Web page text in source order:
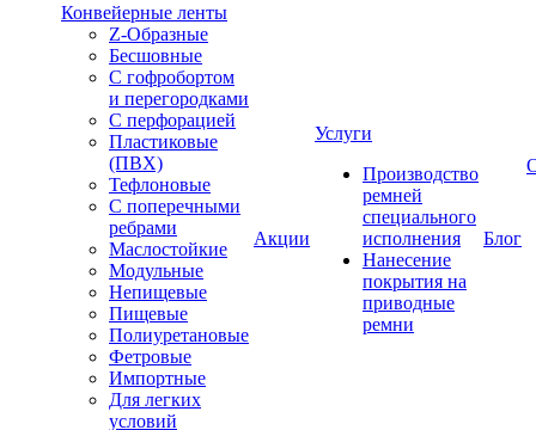
Конвейерные ленты
Z-Образные
Бесшовные
С гофробортом
и перегородками
С перфорацией
Пластиковые
(ПВХ)
Тефлоновые
С поперечными
ребрами
Маслостойкие
Модульные
Непищевые
Пищевые
Полиуретановые
Фетровые
Импортные
Для легких
условий
Акции
Услуги
Производство
ремней
специального
исполнения
Нанесение
покрытия на
приводные
ремни
Блог